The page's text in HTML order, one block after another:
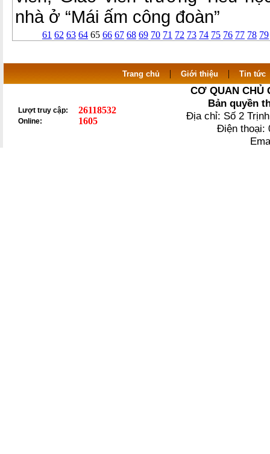
nhà ở “Mái ấm công đoàn”
61 62 63 64 65 66 67 68 69 70 71 72 73 74 75 76 77 78 79
Trang chủ | Giới thiệu | Tin tức
Lượt truy cập: 26118532
Online: 1605
CƠ QUAN CHỦ
Bản quyền
Địa chỉ: Số 2
Điện